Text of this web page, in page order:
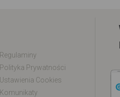
Regulaminy
Polityka Prywatności
Ustawienia Cookies
Komunikaty